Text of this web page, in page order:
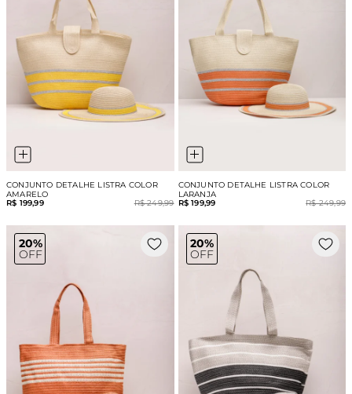
CONJUNTO DETALHE LISTRA COLOR
AMARELO
R$ 199,99
R$ 249,99
CONJUNTO DETALHE LISTRA COLOR
LARANJA
R$ 199,99
R$ 249,99
20%
OFF
20%
OFF